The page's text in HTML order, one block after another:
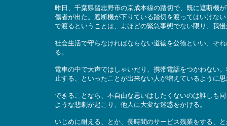
昨日、千葉県習志野市の京成本線の踏切で、既に遮断機
傷者が出た。遮断機が下りている踏切を渡ってはいけな
で渡るということは、よほどの緊急事態でない限り、我
社会生活で守らなければならない道徳を公徳といい、そ
る。
電車の中で大声ではしゃいだり、携帯電話をつかわない
止する、といったことが出来ない人が増えているように
できることなら、不自由な思いはしたくないのは誰しも
ような悲劇が起こり、他人に大変な迷惑をかける。
いじめに耐える、とか、長時間のサービス残業をする、